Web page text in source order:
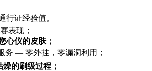
行证经验值。
表现；
心仪的皮肤；
务 — 零外挂，零漏洞利用；
的刷级过程；